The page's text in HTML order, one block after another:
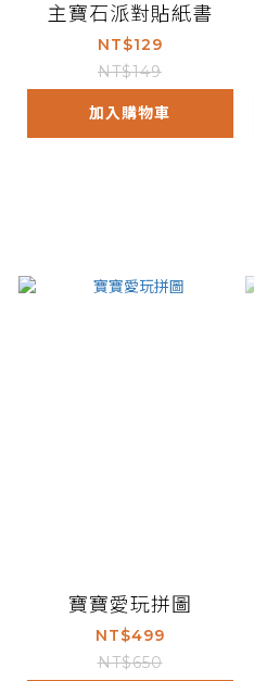
主寶石派對貼紙書
NT$129
NT$149
加入購物車
寶寶愛玩拼圖
NT$499
NT$650